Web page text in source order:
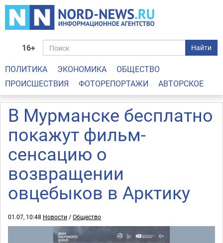
16+ Найти
ПОЛИТИКА ЭКОНОМИКА
ОБЩЕСТВО
ПРОИСШЕСТВИЯ
ФОТОРЕПОРТАЖИ АВТОРСКОЕ
В Мурманске бесплатно
покажут фильм-
сенсацию о
возвращении
овцебыков в Арктику
01.07, 10:48 Новости /Общество